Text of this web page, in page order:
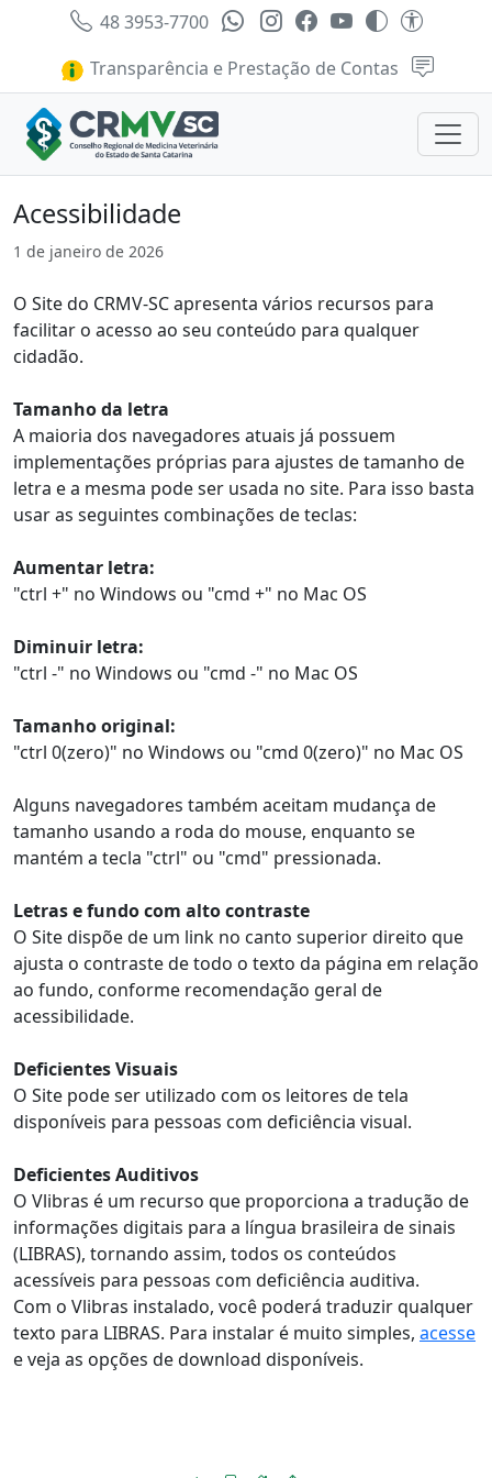
48 3953-7700
Transparência e Prestação de Contas
Acessibilidade
1 de janeiro de 2026
O Site do CRMV-SC apresenta vários recursos para
facilitar o acesso ao seu conteúdo para qualquer
cidadão.
Tamanho da letra
A maioria dos navegadores atuais já possuem
implementações próprias para ajustes de tamanho de
letra e a mesma pode ser usada no site. Para isso basta
usar as seguintes combinações de teclas:
Aumentar letra:
"ctrl +" no Windows ou "cmd +" no Mac OS
Diminuir letra:
"ctrl -" no Windows ou "cmd -" no Mac OS
Tamanho original:
"ctrl 0(zero)" no Windows ou "cmd 0(zero)" no Mac OS
Alguns navegadores também aceitam mudança de
tamanho usando a roda do mouse, enquanto se
mantém a tecla "ctrl" ou "cmd" pressionada.
Letras e fundo com alto contraste
O Site dispõe de um link no canto superior direito que
ajusta o contraste de todo o texto da página em relação
ao fundo, conforme recomendação geral de
acessibilidade.
Deficientes Visuais
O Site pode ser utilizado com os leitores de tela
disponíveis para pessoas com deficiência visual.
Deficientes Auditivos
O Vlibras é um recurso que proporciona a tradução de
informações digitais para a língua brasileira de sinais
(LIBRAS), tornando assim, todos os conteúdos
acessíveis para pessoas com deficiência auditiva.
Com o Vlibras instalado, você poderá traduzir qualquer
texto para LIBRAS. Para instalar é muito simples, acesse
e veja as opções de download disponíveis.